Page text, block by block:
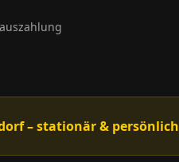
– stationär & persönlich